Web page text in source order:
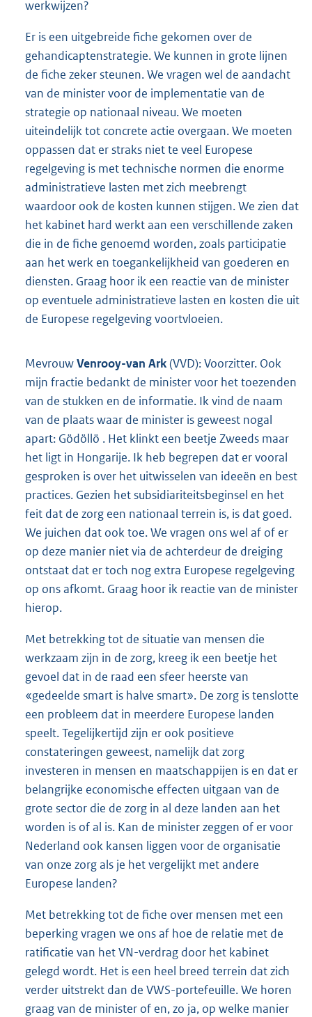
werkwijzen?
Er is een uitgebreide fiche gekomen over de
gehandicaptenstrategie. We kunnen in grote lijnen
de fiche zeker steunen. We vragen wel de aandacht
van de minister voor de implementatie van de
strategie op nationaal niveau. We moeten
uiteindelijk tot concrete actie overgaan. We moeten
oppassen dat er straks niet te veel Europese
regelgeving is met technische normen die enorme
administratieve lasten met zich meebrengt
waardoor ook de kosten kunnen stijgen. We zien dat
het kabinet hard werkt aan een verschillende zaken
die in de fiche genoemd worden, zoals participatie
aan het werk en toegankelijkheid van goederen en
diensten. Graag hoor ik een reactie van de minister
op eventuele administratieve lasten en kosten die uit
de Europese regelgeving voortvloeien.
MevrouwVenrooy-van Ark(VVD): Voorzitter. Ook
mijn fractie bedankt de minister voor het toezenden
van de stukken en de informatie. Ik vind de naam
van de plaats waar de minister is geweest nogal
apart: Gödöllö . Het klinkt een beetje Zweeds maar
het ligt in Hongarije. Ik heb begrepen dat er vooral
gesproken is over het uitwisselen van ideeën en best
practices. Gezien het subsidiariteitsbeginsel en het
feit dat de zorg een nationaal terrein is, is dat goed.
We juichen dat ook toe. We vragen ons wel af of er
op deze manier niet via de achterdeur de dreiging
ontstaat dat er toch nog extra Europese regelgeving
op ons afkomt. Graag hoor ik reactie van de minister
hierop.
Met betrekking tot de situatie van mensen die
werkzaam zijn in de zorg, kreeg ik een beetje het
gevoel dat in de raad een sfeer heerste van
«gedeelde smart is halve smart». De zorg is tenslotte
een probleem dat in meerdere Europese landen
speelt. Tegelijkertijd zijn er ook positieve
constateringen geweest, namelijk dat zorg
investeren in mensen en maatschappijen is en dat er
belangrijke economische effecten uitgaan van de
grote sector die de zorg in al deze landen aan het
worden is of al is. Kan de minister zeggen of er voor
Nederland ook kansen liggen voor de organisatie
van onze zorg als je het vergelijkt met andere
Europese landen?
Met betrekking tot de fiche over mensen met een
beperking vragen we ons af hoe de relatie met de
ratificatie van het VN-verdrag door het kabinet
gelegd wordt. Het is een heel breed terrein dat zich
verder uitstrekt dan de VWS-portefeuille. We horen
graag van de minister of en, zo ja, op welke manier